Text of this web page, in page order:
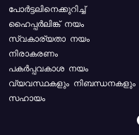
പോര്‍ട്ടലിനെക്കുറിച്ച്
ഹൈപ്പർലിങ്ക് നയം
സ്വകാര്യതാ നയം
നിരാകരണം
പകർപ്പവകാശ നയം
വ്യവസ്ഥകളും നിബന്ധനകളും
സഹായം